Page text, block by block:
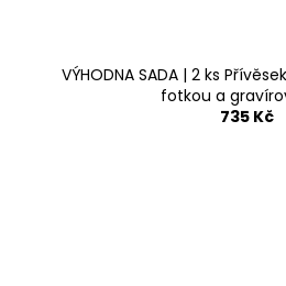
VÝHODNA SADA | 2 ks
fotkou a
735 Kč